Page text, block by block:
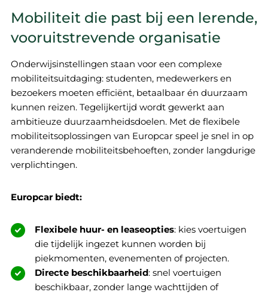
Mobiliteit die past bij een lerende,
vooruitstrevende organisatie
Onderwijsinstellingen staan voor een complexe
mobiliteitsuitdaging: studenten, medewerkers en
bezoekers moeten efficiënt, betaalbaar én duurzaam
kunnen reizen. Tegelijkertijd wordt gewerkt aan
ambitieuze duurzaamheidsdoelen. Met de flexibele
mobiliteitsoplossingen van Europcar speel je snel in op
veranderende mobiliteitsbehoeften, zonder langdurige
verplichtingen.
Europcar biedt:
Flexibele huur- en leaseopties: kies voertuigen
die tijdelijk ingezet kunnen worden bij
piekmomenten, evenementen of projecten.
Directe beschikbaarheid: snel voertuigen
beschikbaar, zonder lange wachttijden of